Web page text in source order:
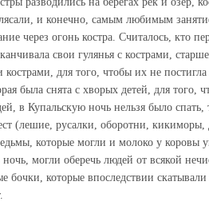
и конечно, самым любимым
через огонь костра. Считалось, кто
свои гулянья с кострами,
кострами, для того, чтобы их не
была снята с хворых детей, для того,
в Купальскую ночь нельзя было
(лешие, русалки, оборотни,
которые могли и молоко у коровы
ночь, могли оберечь людей от всякой
бочки, которые впоследствии